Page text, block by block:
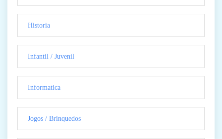
Historia
Infantil / Juvenil
Informatica
Jogos / Brinquedos